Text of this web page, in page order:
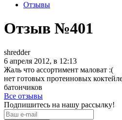
Отзывы
Отзыв №401
shredder
6 апреля 2012, в 12:13
Жаль что ассортимент маловат :(
нет готовых протеиновых
батончиков
Все отзывы
Подпишитесь на нашу рассылку!